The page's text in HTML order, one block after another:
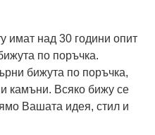
имат над 30 години опит
по поръчка.
бижута по поръчка,
камъни. Всяко бижу се
Вашата идея, стил и